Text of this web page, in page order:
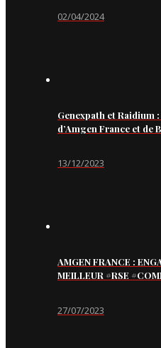
02/04/2024
Genexpath et Raidium
d’Amgen France et de
13/12/2023
AMGEN FRANCE :
MEILLEUR #RSE
27/07/2023